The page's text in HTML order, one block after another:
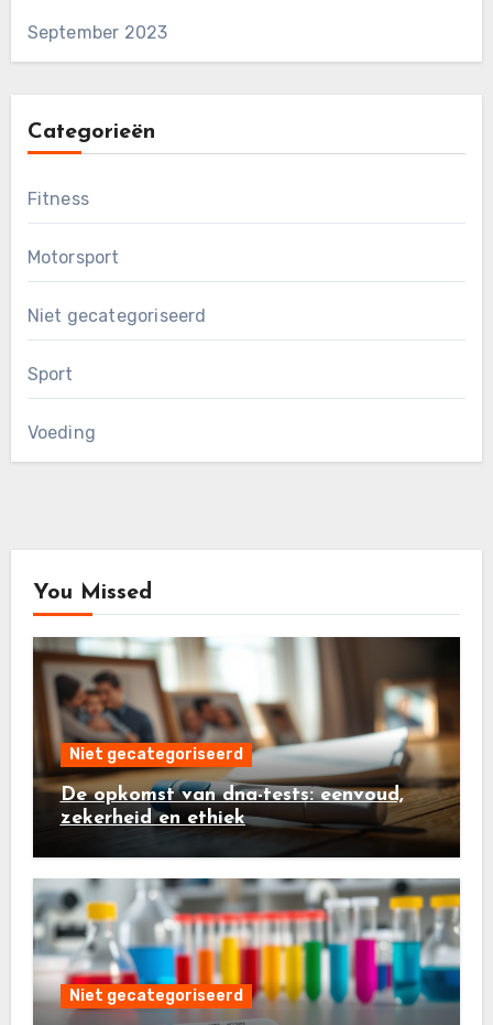
September 2023
Categorieën
Fitness
Motorsport
Niet gecategoriseerd
Sport
Voeding
You Missed
Niet gecategoriseerd
De opkomst van dna-tests: eenvoud,
zekerheid en ethiek
Niet gecategoriseerd